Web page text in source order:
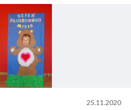
25.11.2020